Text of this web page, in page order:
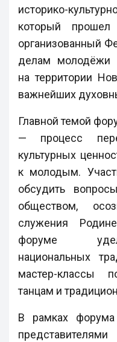
историко-
который
организованный
делам молодёжи
на территории
важнейших
Главной темой
— процесс
культурных
к молодым.
обсудить
обществом,
служения
форуме
национальных
мастер-классы
танцам и
В рамках